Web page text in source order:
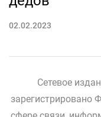
02.02.2023
Сетевое
зарегистрировано